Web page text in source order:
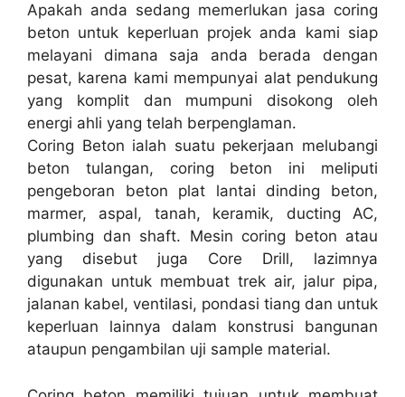
Apakah anda sedang memerlukan jasa coring
beton untuk keperluan projek anda kami siap
melayani dimana saja anda berada dengan
pesat, karena kami mempunyai alat pendukung
yang komplit dan mumpuni disokong oleh
energi ahli yang telah berpenglaman.
Coring Beton ialah suatu pekerjaan melubangi
beton tulangan, coring beton ini meliputi
pengeboran beton plat lantai dinding beton,
marmer, aspal, tanah, keramik, ducting AC,
plumbing dan shaft. Mesin coring beton atau
yang disebut juga Core Drill, lazimnya
digunakan untuk membuat trek air, jalur pipa,
jalanan kabel, ventilasi, pondasi tiang dan untuk
keperluan lainnya dalam konstrusi bangunan
ataupun pengambilan uji sample material.